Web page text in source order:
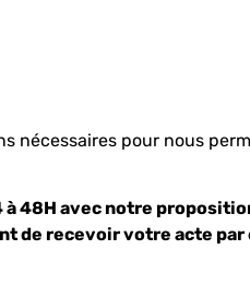
nécessaires pour nous
à 48H avec notre
de recevoir votre acte par